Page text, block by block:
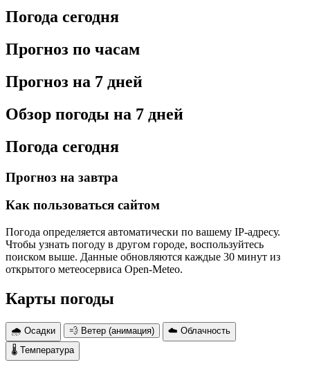
Погода сегодня
Прогноз по часам
Прогноз на 7 дней
Обзор погоды на 7 дней
Погода сегодня
Прогноз на завтра
Как пользоваться сайтом
Погода определяется автоматически по вашему IP-адресу.
Чтобы узнать погоду в другом городе, воспользуйтесь
поиском выше. Данные обновляются каждые 30 минут из
открытого метеосервиса Open-Meteo.
Карты погоды
🌧 Осадки 💨 Ветер (анимация)
☁️ Облачность
🌡 Температура